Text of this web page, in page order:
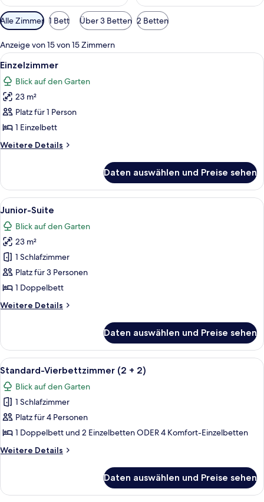
Verfügbare
Filter
für
Zimmer
Alle Zimmer 1 Bett Über 3 Betten 2 Betten
Anzeige von 15 von 15 Zimmern
Alle
Fotos
für
Einzelzimmer
anzeigen
Hochwertige Bettwaren, Select-
6
Einzelzimmer
Blick auf den Garten
23 m²
Platz für 1 Person
1 Einzelbett
Weitere Details
Weitere
Daten auswählen und Preise sehen
Alle
Fotos
für
Junior-
Suite
anzeigen
Hochwertige Bettwaren, Select-
5
Junior-Suite
Blick auf den Garten
23 m²
1 Schlafzimmer
Platz für 3 Personen
1 Doppelbett
Weitere Details
Weitere
Suite
Daten auswählen und Preise sehen
Alle
Fotos
für
Standard-
Vierbettzimmer
(2
+
2)
Hochwertige Bettwaren, Select-
4
Standard-Vierbettzimmer (2 + 2)
Blick auf den Garten
1 Schlafzimmer
Platz für 4 Personen
1 Doppelbett und 2 Einzelbetten ODER 4 Komfort-Einzelbetten
Weitere Details
Weitere
Vierbettzimmer
Daten auswählen und Preise sehen